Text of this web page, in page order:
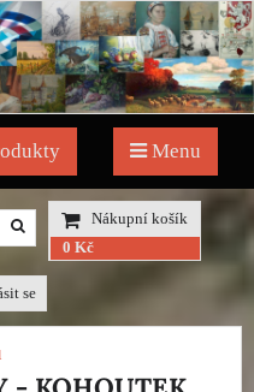
Menu
Nákupní košík
0 Kč
se